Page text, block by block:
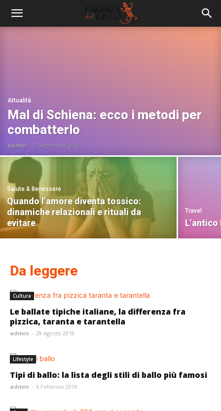
Attualità
Mal di Schiena: ecco i metodi per
combatterlo
admin - 7 Settembre 2018
Salute & Benessere
Quando l’amore diventa tossico:
dinamiche relazionali e rituali da
evitare
Travel
Da leggere
Cultura
Le ballate tipiche italiane, la differenza fra
pizzica, taranta e tarantella
admin - 28 Agosto 2018
Lifestyle
Tipi di ballo: la lista degli stili di ballo più famosi
admin - 6 Febbraio 2019